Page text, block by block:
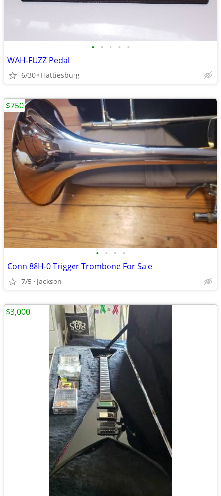
• • • • •
WAH-FUZZ Pedal
6/30 Hattiesburg
• • • •
Conn 88H-0 Trigger Trombone For Sale
7/5 Jackson
$750
$3,000